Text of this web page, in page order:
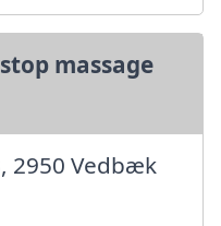
massage
2950 Vedbæk